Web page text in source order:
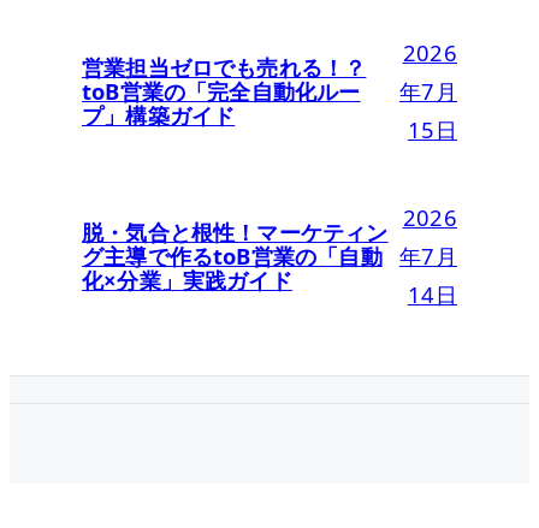
営業担当ゼロでも売れる！？
toB営業の「完全自動化ルー
プ」構築ガイド
2026
年7月
15日
脱・気合と根性！マーケティン
グ主導で作るtoB営業の「自動
化×分業」実践ガイド
2026
年7月
14日